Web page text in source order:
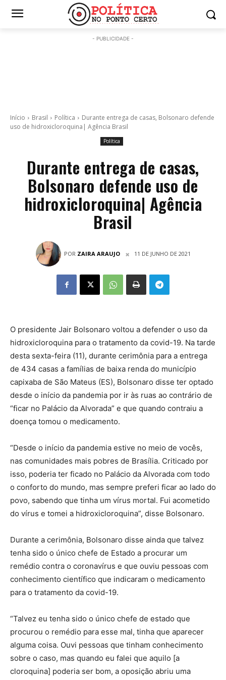
- PUBLICIDADE -
Início Brasil Política
Durante entrega de casas, Bolsonaro defende
uso de hidroxicloroquina| Agência Brasil
Política
Durante entrega de casas,
Bolsonaro defende uso de
hidroxicloroquina| Agência
Brasil
POR ZAIRA ARAUJO 11 DE JUNHO DE 2021
O presidente Jair Bolsonaro voltou a defender o uso da
hidroxicloroquina para o tratamento da covid-19. Na tarde
desta sexta-feira (11), durante cerimônia para a entrega
de 434 casas a famílias de baixa renda do município
capixaba de São Mateus (ES), Bolsonaro disse ter optado
desde o início da pandemia por ir às ruas ao contrário de
“ficar no Palácio da Alvorada” e que quando contraiu a
doença tomou o medicamento.
“Desde o início da pandemia estive no meio de vocês,
nas comunidades mais pobres de Brasília. Criticado por
isso, poderia ter ficado no Palácio da Alvorada com todo
o conforto do mundo, mas sempre preferi ficar ao lado do
povo, sabendo que tinha um vírus mortal. Fui acometido
do vírus e tomei a hidroxicloroquina”, disse Bolsonaro.
Durante a cerimônia, Bolsonaro disse ainda que talvez
tenha sido o único chefe de Estado a procurar um
remédio contra o coronavírus e que ouviu pessoas com
conhecimento científico que indicaram o medicamento
para o tratamento da covid-19.
“Talvez eu tenha sido o único chefe de estado que
procurou o remédio para esse mal, tinha que aparecer
alguma coisa. Ouvi pessoas que tinham conhecimento
sobre o caso, mas quando eu falei que aquilo [a
cloroquina] poderia ser bom, a oposição abriu uma